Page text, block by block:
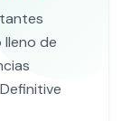
lleno de